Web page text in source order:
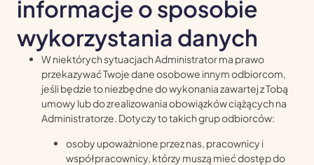
informacje o sposobie
wykorzystania danych
W niektórych sytuacjach Administrator ma prawo
przekazywać Twoje dane osobowe innym odbiorcom,
jeśli będzie to niezbędne do wykonania zawartej z Tobą
umowy lub do zrealizowania obowiązków ciążących na
Administratorze. Dotyczy to takich grup odbiorców:
osoby upoważnione przez nas, pracownicy i
współpracownicy, którzy muszą mieć dostęp do